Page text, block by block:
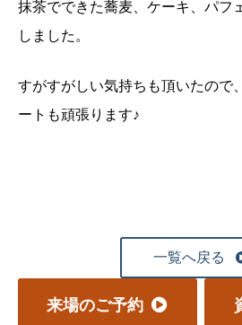
抹茶でできた蕎麦、ケーキ、パフ
しました。
すがすがしい気持ちも頂いたので
ートも頑張ります♪
一覧へ戻る
来場のご予約